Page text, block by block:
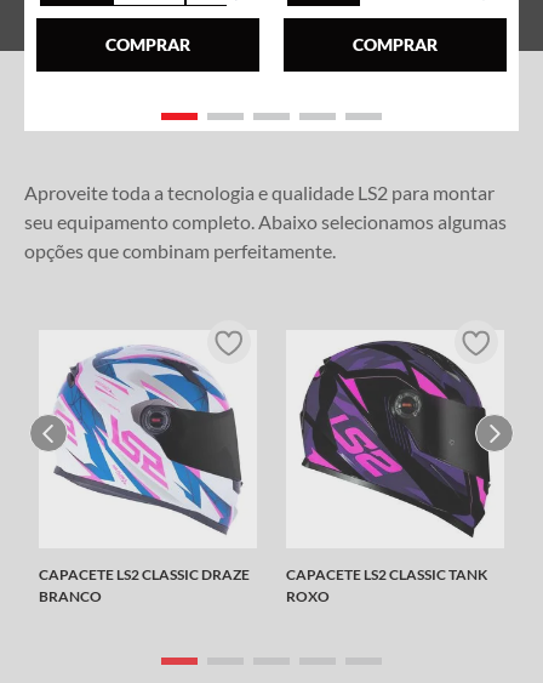
COMPRAR COMPRAR
COMPLETE SEU LOOK LS2
Aproveite toda a tecnologia e qualidade LS2 para montar
seu equipamento completo. Abaixo selecionamos algumas
opções que combinam perfeitamente.
CAPACETE LS2 CLASSIC DRAZE
BRANCO
CAPACETE LS2 CLASSIC TANK
ROXO